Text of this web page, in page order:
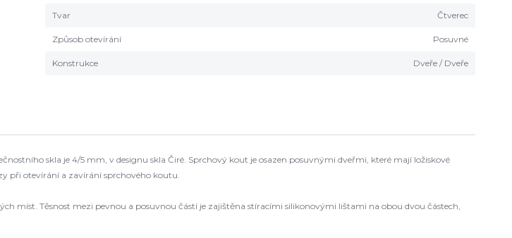
Tvar Čtverec
Způsob otevírání Posuvné
Konstrukce Dveře / Dveře
skla je 4/5 mm, v designu skla Čiré. Sprchový kout je osazen posuvnými dveřmi, které mají ložiskové
při otevírání a zavírání sprchového koutu.
míst. Těsnost mezi pevnou a posuvnou částí je zajištěna stíracími silikonovými lištami na obou dvou částech,